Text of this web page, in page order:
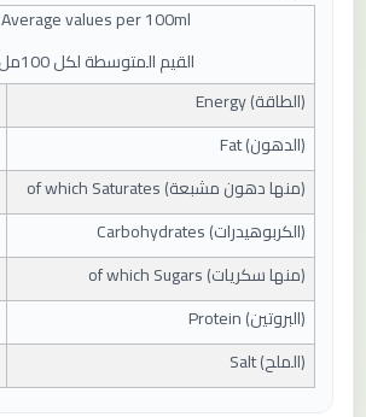
Average values ​​per 100ml
القيم المتوسطة لكل 100مل
(الطاقة) Energy
(الدهون) Fat
(منها دهون مشبعة) of which Saturates
(الكربوهيدرات) Carbohydrates
(منها سكريات) of which Sugars
(البروتين) Protein
(الملح) Salt